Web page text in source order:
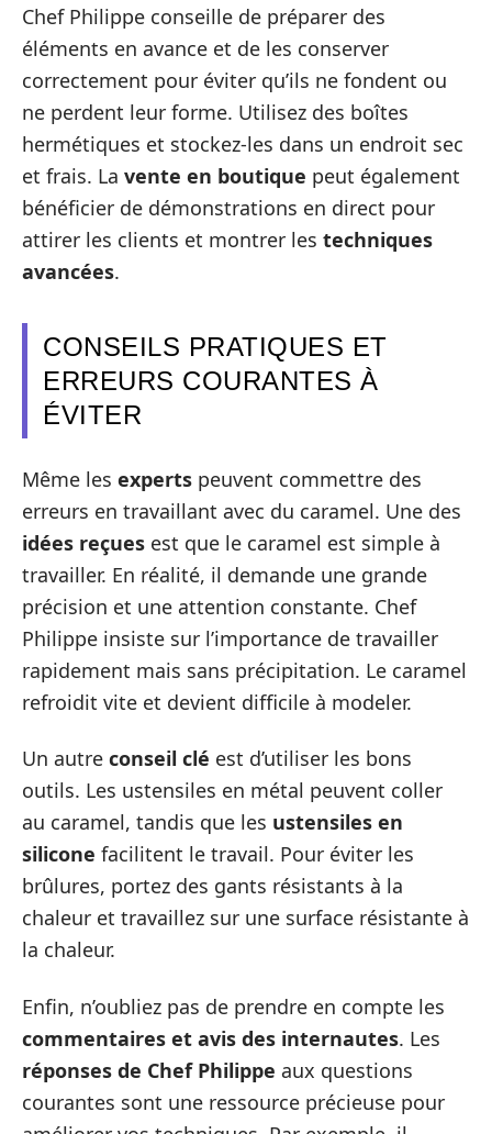
Chef Philippe conseille de préparer des
éléments en avance et de les conserver
correctement pour éviter qu’ils ne fondent ou
ne perdent leur forme. Utilisez des boîtes
hermétiques et stockez-les dans un endroit sec
et frais. La vente en boutique peut également
bénéficier de démonstrations en direct pour
attirer les clients et montrer les techniques
avancées.
CONSEILS PRATIQUES ET
ERREURS COURANTES À
ÉVITER
Même les experts peuvent commettre des
erreurs en travaillant avec du caramel. Une des
idées reçues est que le caramel est simple à
travailler. En réalité, il demande une grande
précision et une attention constante. Chef
Philippe insiste sur l’importance de travailler
rapidement mais sans précipitation. Le caramel
refroidit vite et devient difficile à modeler.
Un autre conseil clé est d’utiliser les bons
outils. Les ustensiles en métal peuvent coller
au caramel, tandis que les ustensiles en
silicone facilitent le travail. Pour éviter les
brûlures, portez des gants résistants à la
chaleur et travaillez sur une surface résistante à
la chaleur.
Enfin, n’oubliez pas de prendre en compte les
commentaires et avis des internautes. Les
réponses de Chef Philippe aux questions
courantes sont une ressource précieuse pour